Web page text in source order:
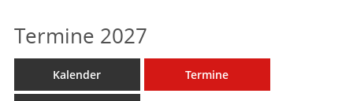
Termine 2027
Kalender Termine